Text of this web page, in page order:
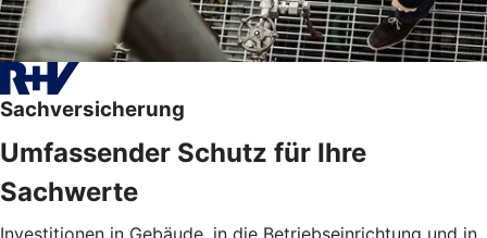
Sachversicherung
Umfassender Schutz für Ihre
Sachwerte
Investitionen in Gebäude, in die Betriebseinrichtung und in